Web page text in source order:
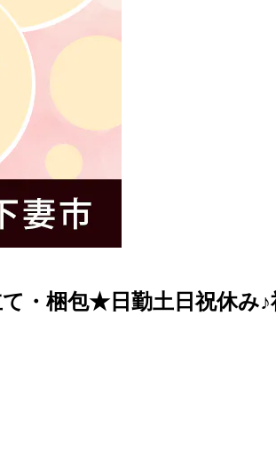
・梱包★日勤土日祝休み♪